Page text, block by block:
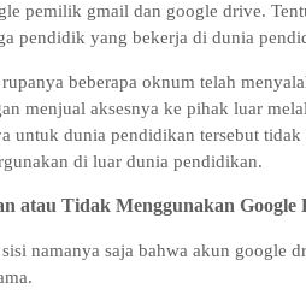
pemilik gmail dan google drive.
pendidik yang bekerja di dunia
beberapa oknum telah
menjual aksesnya ke pihak luar
untuk dunia pendidikan tersebut
di luar dunia pendidikan.
atau Tidak Menggunakan Google
namanya saja bahwa akun google